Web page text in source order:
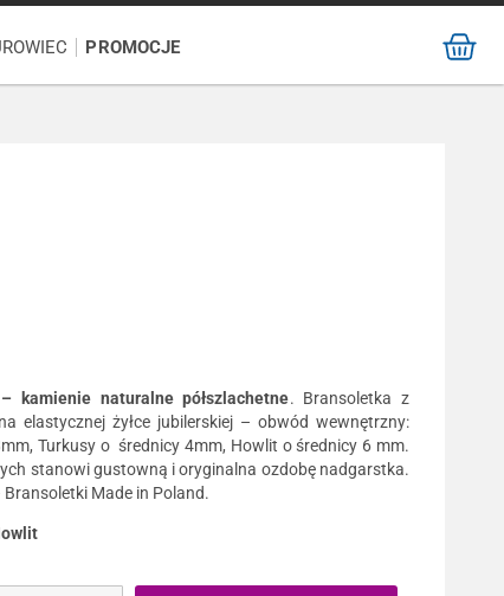
PROMOCJE
kamienie naturalne półszlachetne. Bransoletka z
elastycznej żyłce jubilerskiej – obwód wewnętrzny:
Turkusy o średnicy 4mm, Howlit o średnicy 6 mm.
stanowi gustowną i oryginalna ozdobę nadgarstka.
Made in Poland.